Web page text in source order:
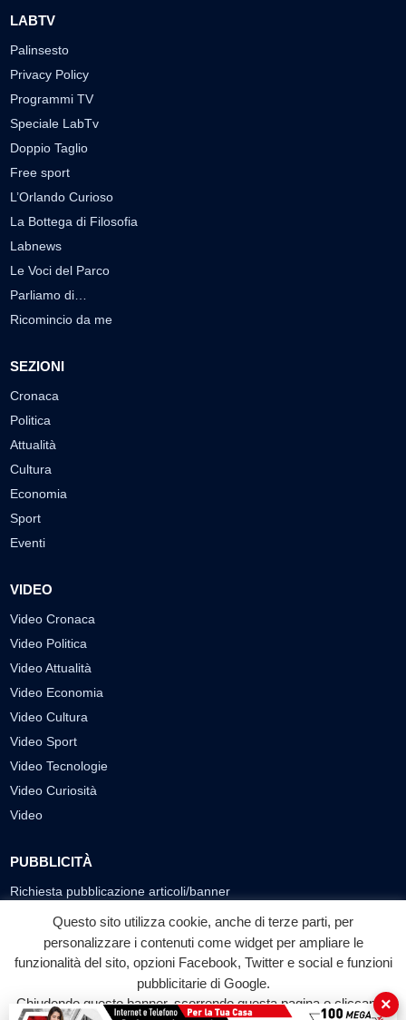
LABTV
Palinsesto
Privacy Policy
Programmi TV
Speciale LabTv
Doppio Taglio
Free sport
L’Orlando Curioso
La Bottega di Filosofia
Labnews
Le Voci del Parco
Parliamo di…
Ricomincio da me
SEZIONI
Cronaca
Politica
Attualità
Cultura
Economia
Sport
Eventi
VIDEO
Video Cronaca
Video Politica
Video Attualità
Video Economia
Video Cultura
Video Sport
Video Tecnologie
Video Curiosità
Video
PUBBLICITÀ
Richiesta pubblicazione articoli/banner
SEGUICI SUI SOCIAL
f
Facebook
◎ ▶
YouTube
Questo sito utilizza cookie, anche di terze parti, per
personalizzare i contenuti come widget per ampliare le
funzionalità del sito, opzioni Facebook, Twitter e social e funzioni
pubblicitarie di Google.
Chiudendo questo banner, scorrendo questa pagina o cliccando
×